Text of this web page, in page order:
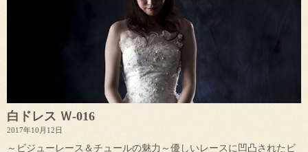
白ドレス Ｗ-016
2017年10月12日
～ビジューレース＆チュールの魅力～優しいレースに凹凸されたビ